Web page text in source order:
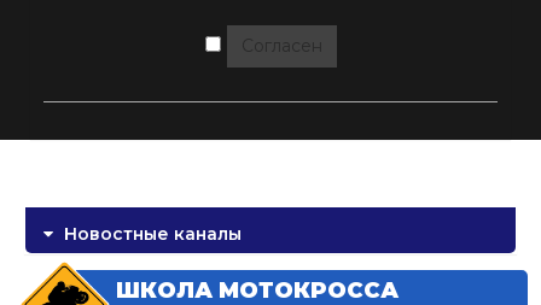
Согласен
Новостные каналы
ШКОЛА МОТОКРОССА